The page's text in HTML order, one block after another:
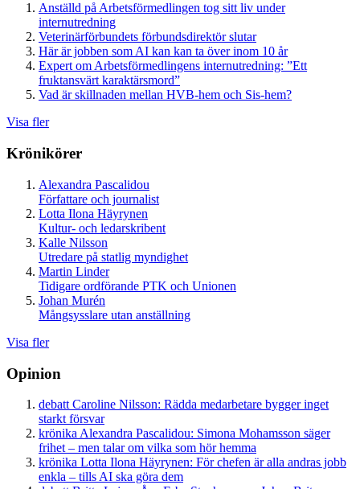
Anställd på Arbetsförmedlingen tog sitt liv under
internutredning
Veterinärförbundets förbundsdirektör slutar
Här är jobben som AI kan kan ta över inom 10 år
Expert om Arbetsförmedlingens internutredning: ”Ett
fruktansvärt karaktärsmord”
Vad är skillnaden mellan HVB-hem och Sis-hem?
Visa fler
Krönikörer
Alexandra Pascalidou
Författare och journalist
Lotta Ilona Häyrynen
Kultur- och ledarskribent
Kalle Nilsson
Utredare på statlig myndighet
Martin Linder
Tidigare ordförande PTK och Unionen
Johan Murén
Mångsysslare utan anställning
Visa fler
Opinion
debatt Caroline Nilsson: Rädda medarbetare bygger inget
starkt försvar
krönika Alexandra Pascalidou: Simona Mohamsson säger
frihet – men talar om vilka som hör hemma
krönika Lotta Ilona Häyrynen: För chefen är alla andras jobb
enkla – tills AI ska göra dem